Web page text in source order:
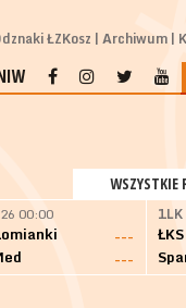
ŁZKosz Archiwum
WSZYSTKIE
00:00
---
---
1LK